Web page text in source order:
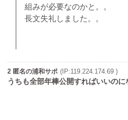
組みが必要なのかと。。
長文失礼しました。。
2 匿名の浦和サポ (IP:119.224.174.69 )
うちも全部年棒公開すればいいのに